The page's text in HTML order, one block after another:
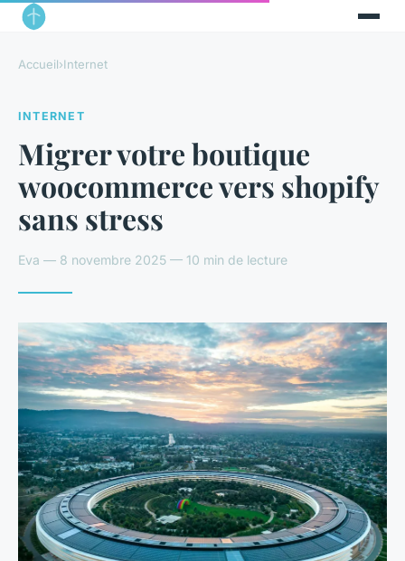
Accueil›Internet
INTERNET
Migrer votre boutique
woocommerce vers shopify
sans stress
Eva — 8 novembre 2025 — 10 min de lecture